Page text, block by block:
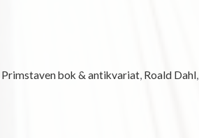
Primstaven bok & antikvariat, Roald Dahl,